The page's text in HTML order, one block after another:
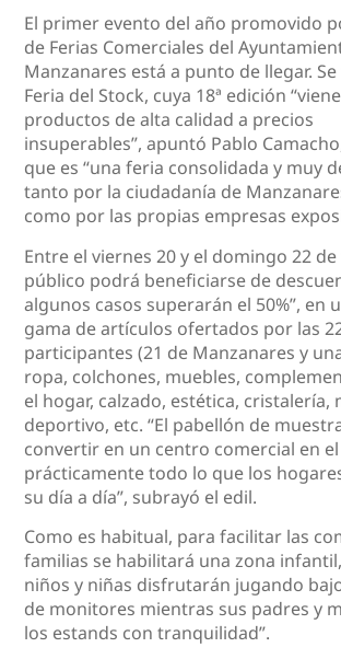
El primer evento del año promovido
de Ferias Comerciales del
Manzanares está a punto de llegar.
Feria del Stock, cuya 18ª edición
productos de alta calidad a precios
insuperables”, apuntó Pablo
que es “una feria consolidada y muy
tanto por la ciudadanía de
como por las propias empresas
Entre el viernes 20 y el domingo 22
público podrá beneficiarse de
algunos casos superarán el 50%”, en
gama de artículos ofertados por las
participantes (21 de Manzanares y
ropa, colchones, muebles,
el hogar, calzado, estética, cristalería,
deportivo, etc. “El pabellón de
convertir en un centro comercial en
prácticamente todo lo que los
su día a día”, subrayó el edil.
Como es habitual, para facilitar las
familias se habilitará una zona infantil,
niños y niñas disfrutarán jugando
de monitores mientras sus padres y
los estands con tranquilidad”.